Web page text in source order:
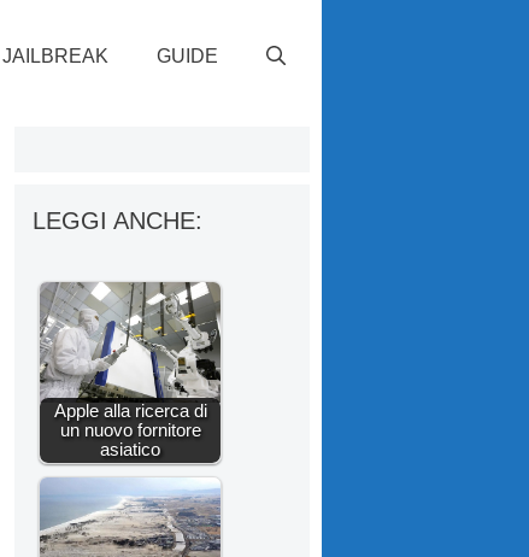
JAILBREAK GUIDE
LEGGI ANCHE:
Apple alla ricerca di
un nuovo fornitore
asiatico